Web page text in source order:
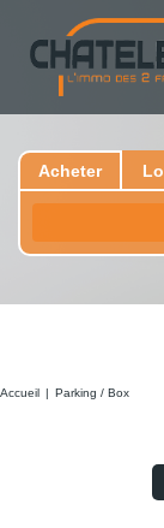
Acheter
Accueil Parking / Box